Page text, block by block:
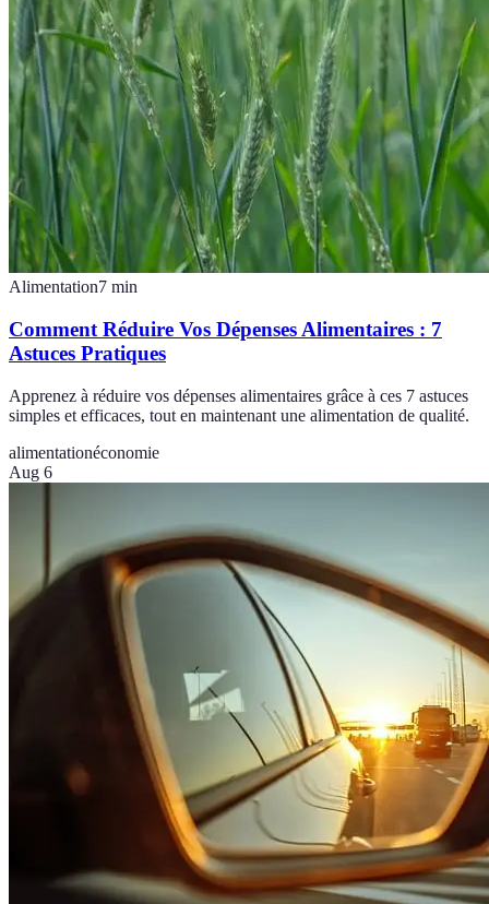
Alimentation7 min
Comment Réduire Vos Dépenses Alimentaires : 7
Astuces Pratiques
Apprenez à réduire vos dépenses alimentaires grâce à ces 7 astuces
simples et efficaces, tout en maintenant une alimentation de qualité.
alimentationéconomie
Aug 6